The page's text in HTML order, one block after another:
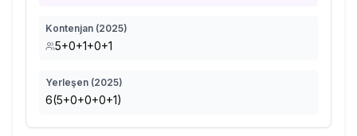
Kontenjan (2025)
5+0+1+0+1
Yerleşen (2025)
6(5+0+0+0+1)